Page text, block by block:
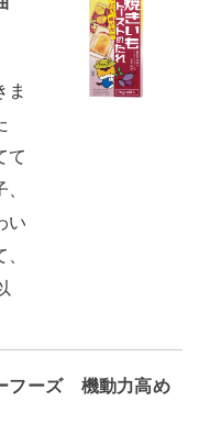
ま
て
い
フーズ 機動力高め